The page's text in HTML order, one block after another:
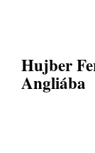
Hujber
Angliába